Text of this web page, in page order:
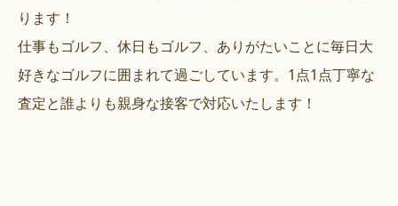
ります！
仕事もゴルフ、休日もゴルフ、ありがたいことに毎日大
好きなゴルフに囲まれて過ごしています。1点1点丁寧な
査定と誰よりも親身な接客で対応いたします！